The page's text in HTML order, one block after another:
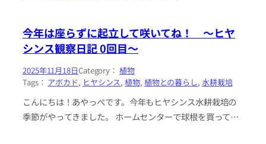
今年は座らずに起立して咲いてね！ 〜ヒヤ
シンス観察日記 0回目〜
2025年11月18日Category： 植物
Tags： アボカド, ヒヤシンス, 植物, 植物との暮らし, 水耕栽培
こんにちは！あやっぺです。今年もヒヤシンス水耕栽培の
季節がやってきました。 ホームセンターで球根を買ってき